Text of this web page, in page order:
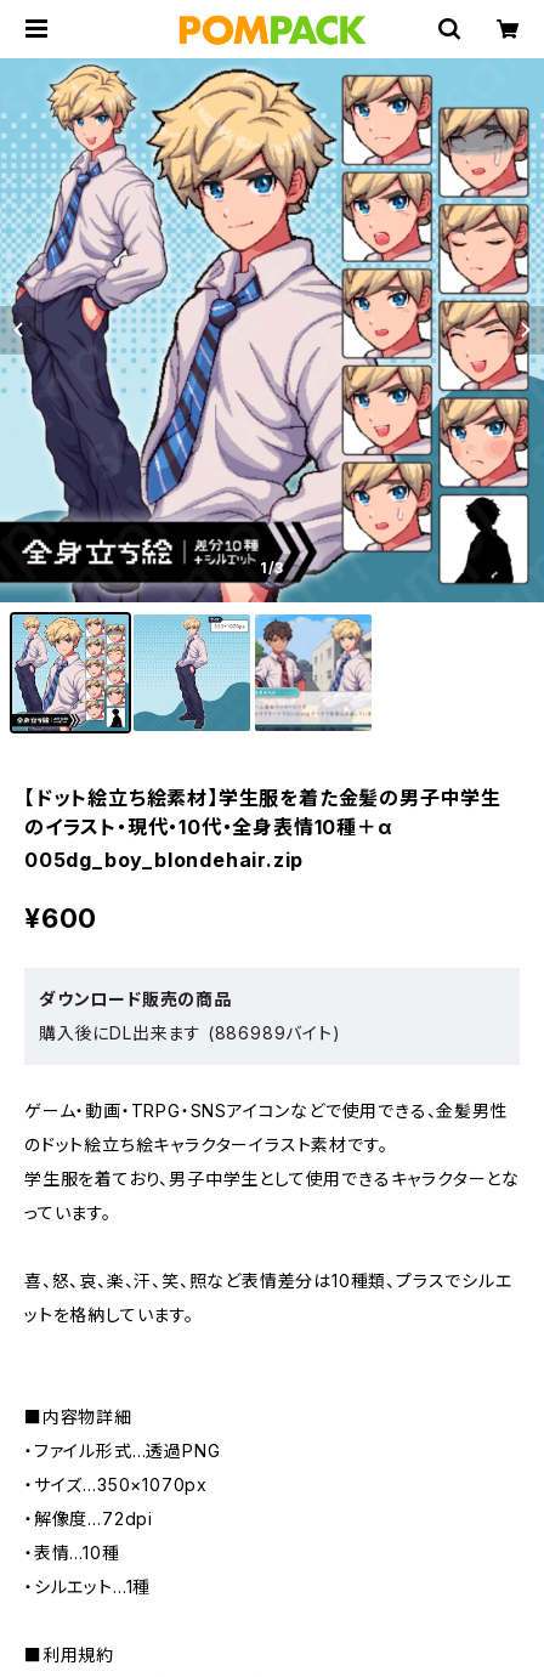
1/3
【ドット絵立ち絵素材】学生服を着た金髪の男子中学生
のイラスト・現代・10代・全身表情10種＋α
005dg_boy_blondehair.zip
¥600
ダウンロード販売の商品
購入後にDL出来ます (886989バイト)
ゲーム・動画・TRPG・SNSアイコンなどで使用できる、金髪男性
のドット絵立ち絵キャラクターイラスト素材です。
学生服を着ており、男子中学生として使用できるキャラクターとな
っています。
喜、怒、哀、楽、汗、笑、照など表情差分は10種類、プラスでシルエ
ットを格納しています。
■内容物詳細
・ファイル形式…透過PNG
・サイズ…350×1070px
・解像度…72dpi
・表情…10種
・シルエット…1種
■利用規約